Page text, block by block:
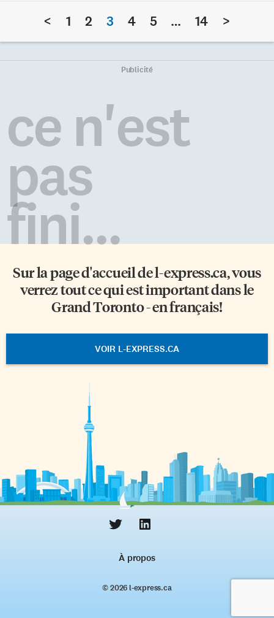
entre les stations Bloor et
avait été décelé à la station
College, avant la fin prévue du
d’Hydro Toronto ont été
appelées sur place pour
déterminer la nature de la fuite.
«mystérieuse» s’écoulait d’un
joint d’expansion, […]
on voir du Skydome jusqu’aux
Ainsi parle la Tour CN c) La
femme d’entre les lignes 3. Dans
quel roman de Daniel
Toronto c) L’eau de vie […]
< 1 2 3 4 5 … 14 >
Publicité
ce n'est
pas
fini...
Sur la page d'accueil del-express.ca, vous
verrez tout ce qui est important dans le
Grand Toronto - en français!
VOIR L-EXPRESS.CA
À propos
© 2026 l‑express.ca